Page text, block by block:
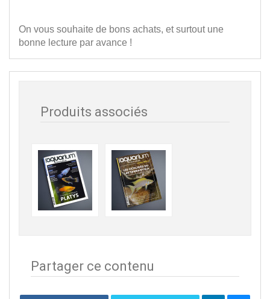
On vous souhaite de bons achats, et surtout une
bonne lecture par avance !
Produits associés
Partager ce contenu